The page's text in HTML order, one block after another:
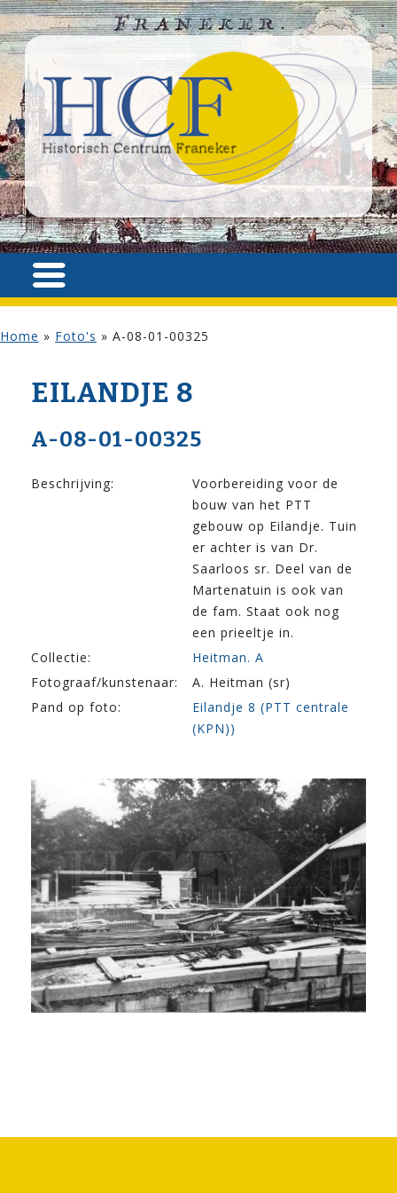
Home » Foto's » A-08-01-00325
EILANDJE 8
A-08-01-00325
Beschrijving:
Voorbereiding voor de
bouw van het PTT
gebouw op Eilandje. Tuin
er achter is van Dr.
Saarloos sr. Deel van de
Martenatuin is ook van
de fam. Staat ook nog
een prieeltje in.
Collectie:
Heitman. A
Fotograaf/kunstenaar:
A. Heitman (sr)
Pand op foto:
Eilandje 8 (PTT centrale
(KPN))